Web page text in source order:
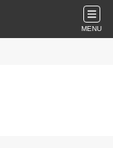
MENU